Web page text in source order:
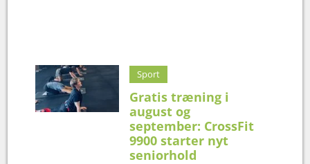
Sport
Gratis træning i
august og
september: CrossFit
9900 starter nyt
seniorhold